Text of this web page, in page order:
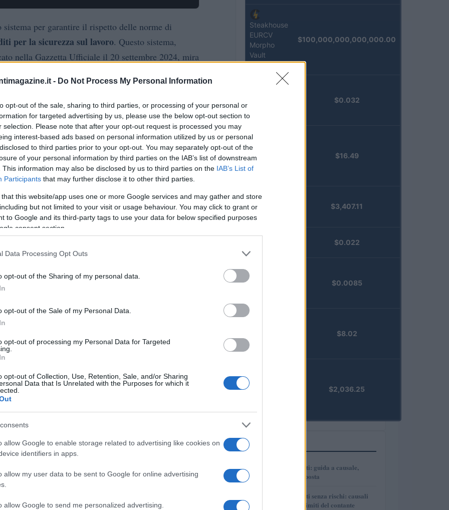
- Do Not Process My Personal Information
opt-out of the sale, sharing to third parties, or processing of your personal or
for targeted advertising by us, please use the below opt-out section to
selection. Please note that after your opt-out request is processed you may
interest-based ads based on personal information utilized by us or personal
to third parties prior to your opt-out. You may separately opt-out of the
of your personal information by third parties on the IAB’s list of downstream
This information may also be disclosed by us to third parties on the IAB’s List of
Participants that may further disclose it to other third parties.
that this website/app uses one or more Google services and may gather and store
but not limited to your visit or usage behaviour. You may click to grant or
to Google and its third-party tags to use your data for below specified purposes
consent section.
Data Processing Opt Outs
opt-out of the Sharing of my personal data.
opt-out of the Sale of my Personal Data.
opt-out of processing my Personal Data for Targeted
opt-out of Collection, Use, Retention, Sale, and/or Sharing
Data that Is Unrelated with the Purposes for which it
allow Google to enable storage related to advertising like cookies on
identifiers in apps.
allow my user data to be sent to Google for online advertising
allow Google to send me personalized advertising.
per garantire il rispetto delle norme di
per la sicurezza sul lavoro. Questo sistema,
nella Gazzetta Ufficiale il 20 settembre 2024, mira
sul lavoro.
chi è tenuto a ottenerla e quali sono le
sul Lavoro
delle imprese e dei lavoratori autonomi
inizia con 30 crediti, che possono essere
sul lavoro. Questo sistema è simile a quello
con le infrazioni, ma può essere
che le imprese rispettino le norme antinfortunistiche
e riducendo il rischio di incidenti.
Steakhouse
EURCV
Morpho
Vault
$100,000,000,000,000.00
(EPOCH)
$0.032
Stride
Staked
Injective
$16.49
Vested XOR
(VXOR)
$3,407.11
$0.022
$0.0085
$8.02
PRIME)
$2,036.25
PIÙ LETTI
1
Bonifici tra parenti: guida a causale,
tracciabilità e imposta
2
Bonifici tra parenti senza rischi: causali
corrette, prove e limiti del contante